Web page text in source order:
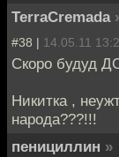
TerraCremada
#38 | 14.05.11
Скоро будуд
Никитка ,
народа???!!!
пенициллин »